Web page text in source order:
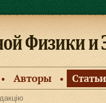
● Авторы ● Статьи